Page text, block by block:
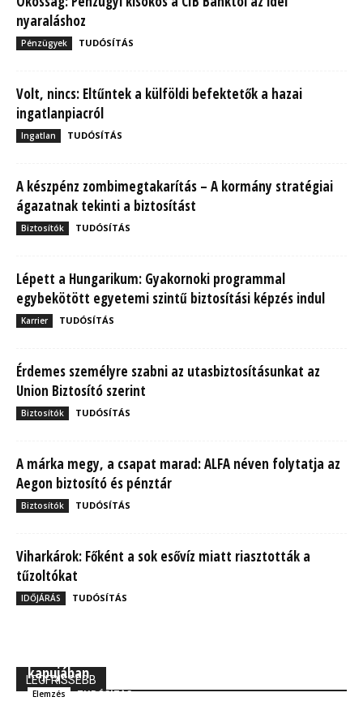
nyaraláshoz
Pénzügyek TUDÓSÍTÁS
Volt, nincs: Eltűntek a külföldi befektetők a hazai
ingatlanpiacról
Ingatlan TUDÓSÍTÁS
A készpénz zombimegtakarítás – A kormány stratégiai
ágazatnak tekinti a biztosítást
Biztosítók TUDÓSÍTÁS
Lépett a Hungarikum: Gyakornoki programmal
egybekötött egyetemi szintű biztosítási képzés indul
Karrier TUDÓSÍTÁS
Érdemes személyre szabni az utasbiztosításunkat az
Union Biztosító szerint
Biztosítók TUDÓSÍTÁS
A márka megy, a csapat marad: ALFA néven folytatja az
Aegon biztosító és pénztár
Biztosítók TUDÓSÍTÁS
Viharkárok: Főként a sok esővíz miatt riasztották a
tűzoltókat
IDŐJÁRÁS TUDÓSÍTÁS
LEGFRISSEBB
kapujában
Elemzés TUDÓSÍTÁS